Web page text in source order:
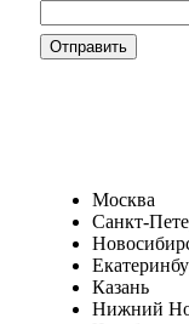
Москва
Санкт-
Казань
Нижний